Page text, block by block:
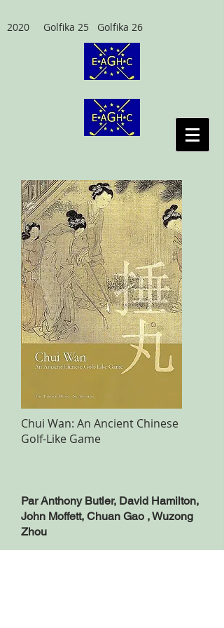
2020 Golfika 25 Golfika 26
Chui Wan: An Ancient Chinese
Golf-Like Game
Par Anthony Butler, David Hamilton,
John Moffett, Chuan Gao , Wuzong
Zhou